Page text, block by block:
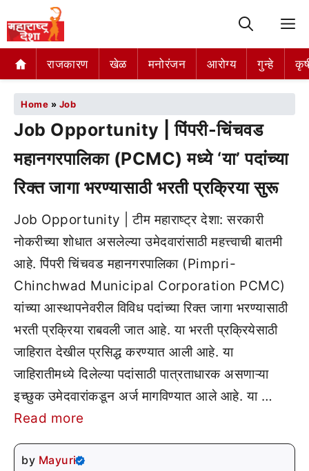
राजकारण खेळ मनोरंजन आरोग्य गुन्हे
Home » Job
Job Opportunity | पिंपरी-चिंचवड
महानगरपालिका (PCMC) मध्ये ‘या’ पदांच्या
रिक्त जागा भरण्यासाठी भरती प्रक्रिया सुरू
Job Opportunity | टीम महाराष्ट्र देशा: सरकारी
नोकरीच्या शोधात असलेल्या उमेदवारांसाठी महत्त्वाची बातमी
आहे. पिंपरी चिंचवड महानगरपालिका (Pimpri-
Chinchwad Municipal Corporation PCMC)
यांच्या आस्थापनेवरील विविध पदांच्या रिक्त जागा भरण्यासाठी
भरती प्रक्रिया राबवली जात आहे. या भरती प्रक्रियेसाठी
जाहिरात देखील प्रसिद्ध करण्यात आली आहे. या
जाहिरातीमध्ये दिलेल्या पदांसाठी पात्रताधारक असणाऱ्या
इच्छुक उमेदवारांकडून अर्ज मागविण्यात आले आहे. या …
Read more
by Mayuri